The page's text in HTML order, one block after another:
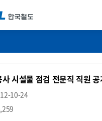
시설물 점검 전문직 직원 공
10-24